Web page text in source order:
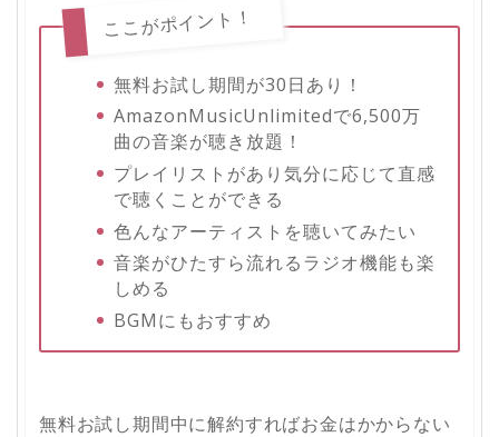
ここがポイント！
無料お試し期間が30日あり！
AmazonMusicUnlimitedで6,500万
曲の音楽が聴き放題！
プレイリストがあり気分に応じて直感
で聴くことができる
色んなアーティストを聴いてみたい
音楽がひたすら流れるラジオ機能も楽
しめる
BGMにもおすすめ
無料お試し期間中に解約すればお金はかからない